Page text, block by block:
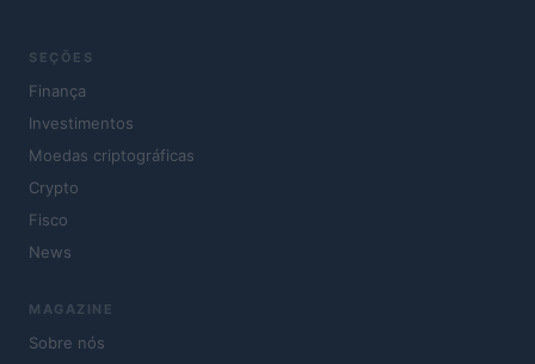
SEÇÕES
Finança
Investimentos
Moedas criptográficas
Crypto
Fisco
News
MAGAZINE
Sobre nós